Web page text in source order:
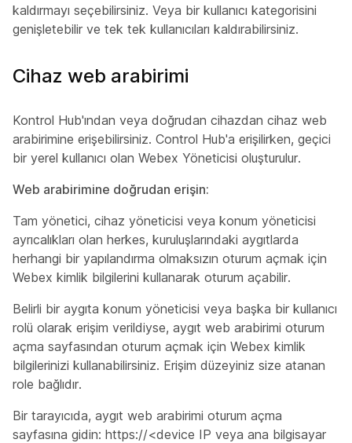
kaldırmayı seçebilirsiniz. Veya bir kullanıcı kategorisini
genişletebilir ve tek tek kullanıcıları kaldırabilirsiniz.
Cihaz web arabirimi
Kontrol Hub'ından veya doğrudan cihazdan cihaz web
arabirimine erişebilirsiniz. Control Hub'a erişilirken, geçici
bir yerel kullanıcı olan Webex Yöneticisi oluşturulur.
Web arabirimine doğrudan erişin:
Tam yönetici, cihaz yöneticisi veya konum yöneticisi
ayrıcalıkları olan herkes, kuruluşlarındaki aygıtlarda
herhangi bir yapılandırma olmaksızın oturum açmak için
Webex kimlik bilgilerini kullanarak oturum açabilir.
Belirli bir aygıta konum yöneticisi veya başka bir kullanıcı
rolü olarak erişim verildiyse, aygıt web arabirimi oturum
açma sayfasından oturum açmak için Webex kimlik
bilgilerinizi kullanabilirsiniz. Erişim düzeyiniz size atanan
role bağlıdır.
Bir tarayıcıda, aygıt web arabirimi oturum açma
sayfasına gidin: https://<device IP veya ana bilgisayar